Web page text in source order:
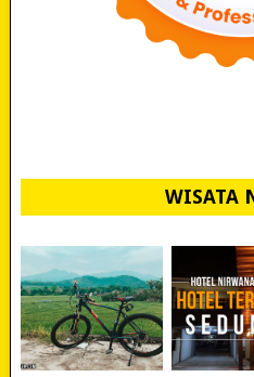
WISATA
REVIEW POLYGON
MURAH